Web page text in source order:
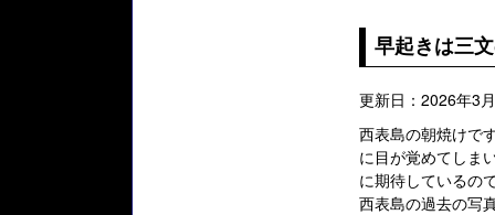
早起きは三
更新日：2026年3
西表島の朝焼けで
に目が覚めてしま
に期待しているの
西表島の過去の写